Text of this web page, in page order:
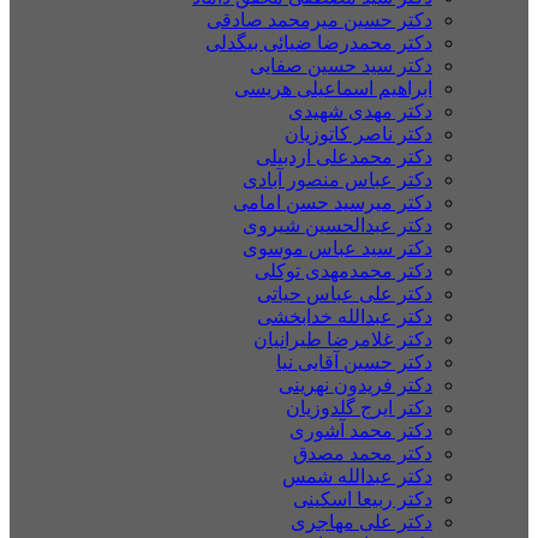
دکتر حسین میرمحمد صادقی
دکتر محمدرضا ضیائی بیگدلی
دکتر سید حسین صفایی
ابراهیم اسماعیلی هریسی
دکتر مهدی شهیدی
دکتر ناصر کاتوزیان
دکتر محمدعلی اردبیلی
دکتر عباس منصور آبادی
دکتر میرسید حسن امامی
دکتر عبدالحسین شیروی
دکتر سید عباس موسوی
دکتر محمدمهدی توکلی
دکتر علی عباس حیاتی
دکتر عبدالله خدابخشی
دکتر غلامرضا طیرانیان
دکتر حسین آقایی نیا
دکتر فریدون نهرینی
دکتر ایرج گلدوزیان
دکتر محمد آشوری
دکتر محمد مصدق
دکتر عبدالله شمس
دکتر ربیعا اسکینی
دکتر علی مهاجری